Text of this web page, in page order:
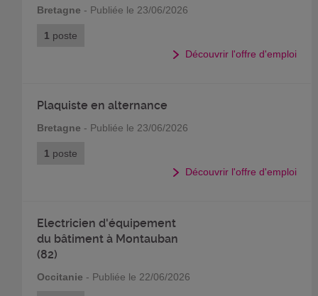
Bretagne - Publiée le 23/06/2026
1 poste
Découvrir l'offre d'emploi
Plaquiste en alternance
Bretagne - Publiée le 23/06/2026
1 poste
Découvrir l'offre d'emploi
Electricien d'équipement
du bâtiment à Montauban
(82)
Occitanie - Publiée le 22/06/2026